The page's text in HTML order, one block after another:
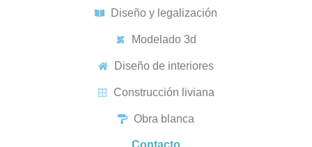
Diseño y legalización
Modelado 3d
Diseño de interiores
Construcción liviana
Obra blanca
Contacto